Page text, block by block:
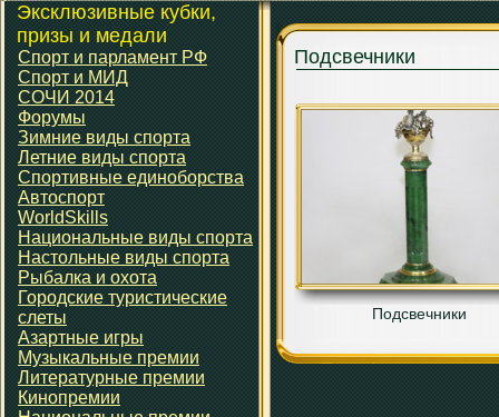
Эксклюзивные кубки,
призы и медали
Спорт и парламент РФ
Спорт и МИД
СОЧИ 2014
Форумы
Зимние виды спорта
Летние виды спорта
Спортивные единоборства
Автоспорт
WorldSkills
Национальные виды спорта
Настольные виды спорта
Рыбалка и охота
Городские туристические
слеты
Азартные игры
Музыкальные премии
Литературные премии
Кинопремии
Подсвечники
Подсвечники